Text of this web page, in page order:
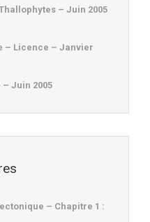
– Juin 2005
– Licence – Janvier
Juin 2005
– Chapitre 1 :